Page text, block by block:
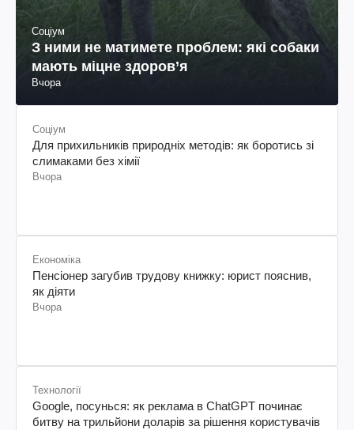
Соціум
З ними не матимете проблем: які собаки
мають міцне здоров’я
Вчора
Соціум
Для прихильників природніх методів: як боротись зі
слимаками без хімії
Вчора
Економіка
Пенсіонер загубив трудову книжку: юрист пояснив,
як діяти
Вчора
Технології
Google, посунься: як реклама в ChatGPT починає
битву на трильйони доларів за рішення користувачів